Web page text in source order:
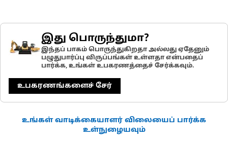
இது பொருந்துமா?
இந்தப் பாகம் பொருந்துகிறதா அல்லது ஏதேனும்
பழுதுபார்ப்பு விருப்பங்கள் உள்ளதா என்பதைப்
பார்க்க, உங்கள் உபகரணத்தைச் சேர்க்கவும்.
உபகரணங்களைச் சேர்
உங்கள் வாடிக்கையாளர் விலையைப் பார்க்க
உள்நுழையவும்